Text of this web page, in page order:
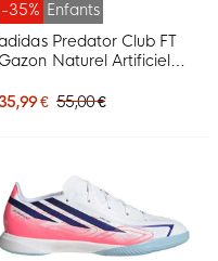
-35% Enfants
Predator Club FT
Naturel Artificiel
Noir Blanc Rouge
€ 55,00 €